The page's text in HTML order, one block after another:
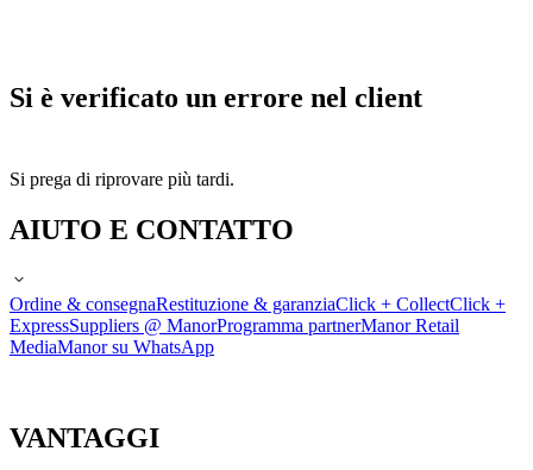
Si è verificato un errore nel client
Si prega di riprovare più tardi.
AIUTO E CONTATTO
Ordine & consegnaRestituzione & garanziaClick + CollectClick +
ExpressSuppliers @ ManorProgramma partnerManor Retail
MediaManor su WhatsApp
VANTAGGI